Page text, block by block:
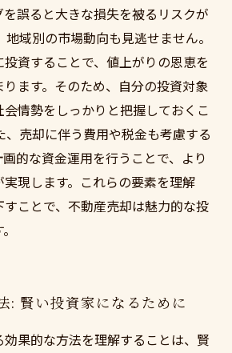
誤ると大きな損失を被るリスクが
域別の市場動向も見逃せません。
資することで、値上がりの恩恵を
ます。そのため、自分の投資対象
情勢をしっかりと把握しておくこ
、売却に伴う費用や税金も考慮する
的な資金運用を行うことで、より
現します。これらの要素を理解
すことで、不動産売却は魅力的な投
: 賢い投資家になるために
果的な方法を理解することは、賢